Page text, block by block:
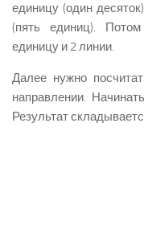
единицу (один
(пять единиц).
единицу и 2 линии.
Далее нужно
направлении.
Результат